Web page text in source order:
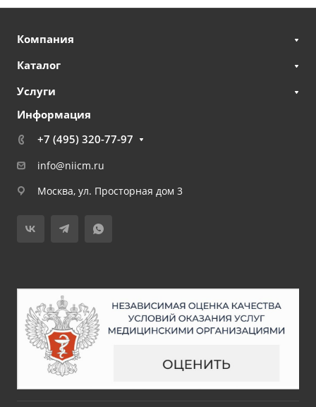
Компания
Каталог
Услуги
Информация
+7 (495) 320-77-97
info@niicm.ru
Москва, ул. Просторная дом 3